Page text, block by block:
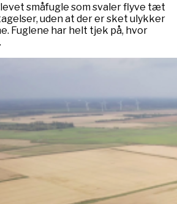
småfugle som svaler flyve tæt
uden at der er sket ulykker
Fuglene har helt tjek på, hvor